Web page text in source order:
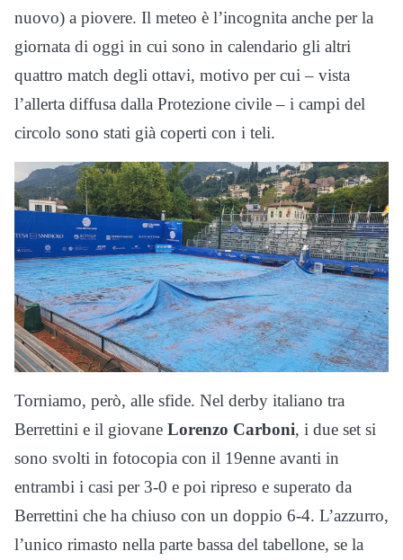
nuovo) a piovere. Il meteo è l’incognita anche per la
giornata di oggi in cui sono in calendario gli altri
quattro match degli ottavi, motivo per cui – vista
l’allerta diffusa dalla Protezione civile – i campi del
circolo sono stati già coperti con i teli.
Torniamo, però, alle sfide. Nel derby italiano tra
Berrettini e il giovane Lorenzo Carboni, i due set si
sono svolti in fotocopia con il 19enne avanti in
entrambi i casi per 3-0 e poi ripreso e superato da
Berrettini che ha chiuso con un doppio 6-4. L’azzurro,
l’unico rimasto nella parte bassa del tabellone, se la